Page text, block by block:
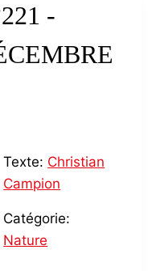
-
Texte: Christian
Campion
Catégorie:
Nature